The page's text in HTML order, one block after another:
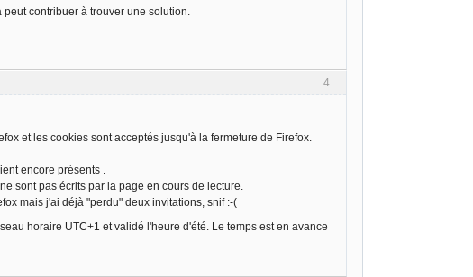
contribuer à trouver une solution.
4
et les cookies sont acceptés jusqu'à la fermeture de Firefox.
encore présents .
sont pas écrits par la page en cours de lecture.
mais j'ai déjà "perdu" deux invitations, snif :-(
horaire UTC+1 et validé l'heure d'été. Le temps est en avance